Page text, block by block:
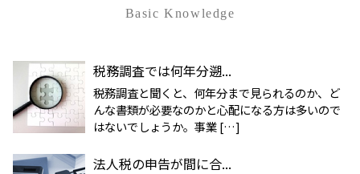
Basic Knowledge
税務調査では何年分遡...
税務調査と聞くと、何年分まで見られるのか、ど
んな書類が必要なのかと心配になる方は多いので
はないでしょうか。事業 […]
法人税の申告が間に合...